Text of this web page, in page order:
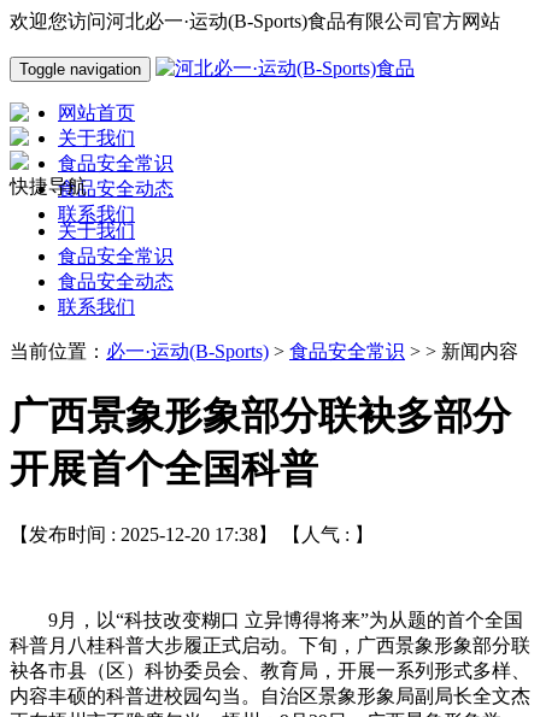
欢迎您访问河北必一·运动(B-Sports)食品有限公司官方网站
Toggle navigation
网站首页
关于我们
食品安全常识
食品安全动态
联系我们
快捷导航
关于我们
食品安全常识
食品安全动态
联系我们
当前位置： 必一·运动(B-Sports) > 食品安全常识 > > 新闻内容
广西景象形象部分联袂多部分
开展首个全国科普
【发布时间 : 2025-12-20 17:38】 【人气 : 】
9月，以“科技改变糊口 立异博得将来”为从题的首个全国
科普月八桂科普大步履正式启动。下旬，广西景象形象部分联
袂各市县（区）科协委员会、教育局，开展一系列形式多样、
内容丰硕的科普进校园勾当。自治区景象形象局副局长全文杰